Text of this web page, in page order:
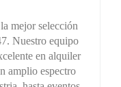
mejor selección
Nuestro equipo
en alquiler
amplio espectro